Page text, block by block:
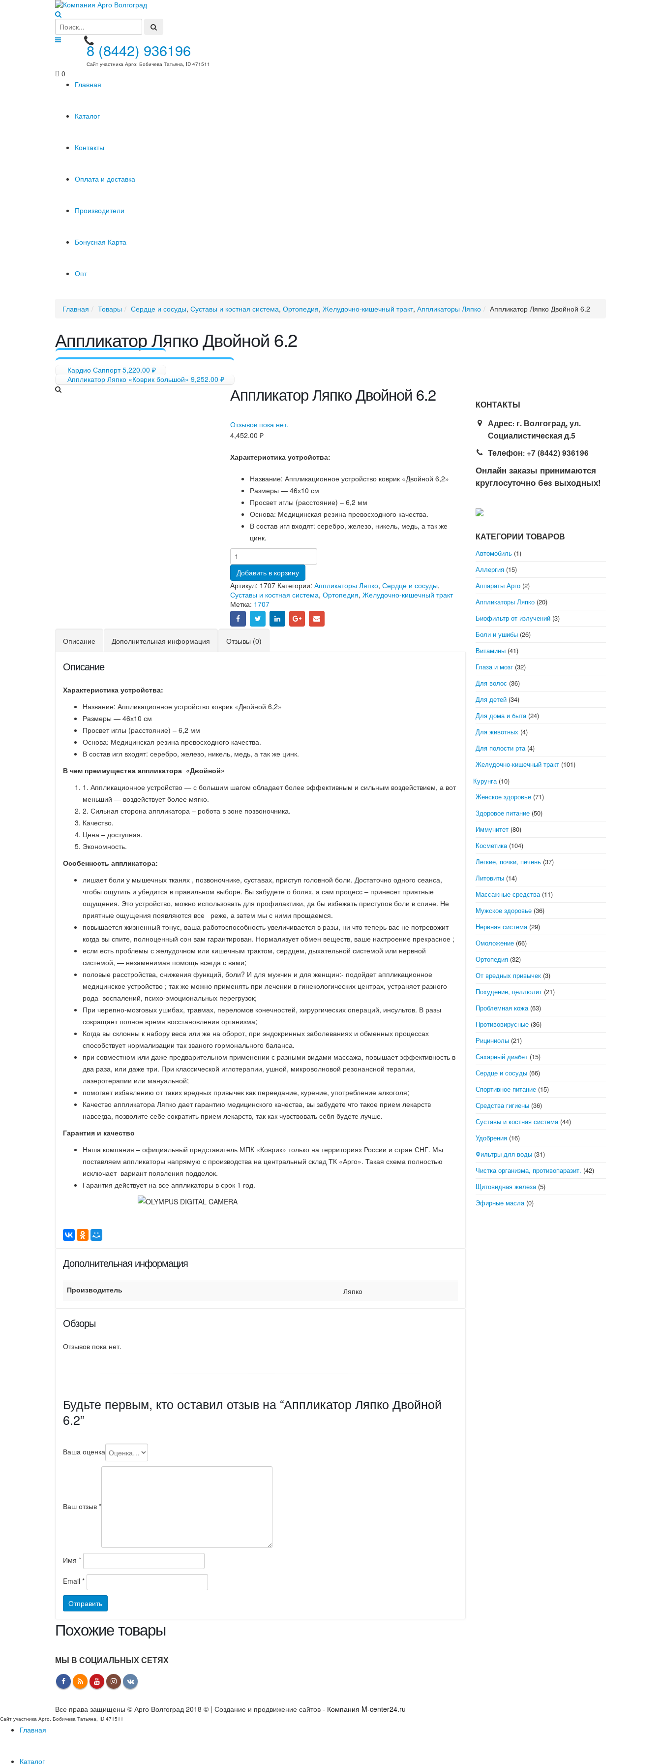
8 (8442) 936196
Сайт участника Арго: Бобичева Татьяна, ID 471511
0
Главная
Каталог
Контакты
Оплата и доставка
Производители
Бонусная Карта
Опт
Главная Товары Сердце и сосуды, Суставы и костная система, Ортопедия, Желудочно-кишечный тракт, Аппликаторы Ляпко Аппликатор Ляпко Двойной 6.2
Аппликатор Ляпко Двойной 6.2
Кардио Саппорт 5,220.00 ₽
Аппликатор Ляпко «Коврик большой» 9,252.00 ₽
Аппликатор Ляпко Двойной 6.2
Отзывов пока нет.
4,452.00₽
Характеристика устройства:
Название: Аппликационное устройство коврик «Двойной 6,2»
Размеры — 46х10 см
Просвет иглы (расстояние) – 6,2 мм
Основа: Медицинская резина превосходного качества.
В состав игл входят: серебро, железо, никель, медь, а так же
цинк.
Добавить в корзину
Артикул: 1707 Категории:Аппликаторы Ляпко,Сердце и сосуды,
Суставы и костная система,Ортопедия,Желудочно-кишечный тракт
Метка: 1707
Описание Дополнительная информация Отзывы (0)
Описание
Характеристика устройства:
Название: Аппликационное устройство коврик «Двойной 6,2»
Размеры — 46х10 см
Просвет иглы (расстояние) – 6,2 мм
Основа: Медицинская резина превосходного качества.
В состав игл входят: серебро, железо, никель, медь, а так же цинк.
В чем преимущества аппликатора «Двойной»
1. Аппликационное устройство — с большим шагом обладает более эффективным и сильным воздействием, а вот
меньший — воздействует более мягко.
2. Сильная сторона аппликатора – робота в зоне позвоночника.
Качество.
Цена – доступная.
Экономность.
Особенность аппликатора:
лишает боли у мышечных тканях , позвоночнике, суставах, приступ головной боли. Достаточно одного сеанса,
чтобы ощутить и убедится в правильном выборе. Вы забудете о болях, а сам процесс – принесет приятные
ощущения. Это устройство, можно использовать для профилактики, да бы избежать приступов боли в спине. Не
приятные ощущения появляются все реже, а затем мы с ними прощаемся.
повышается жизненный тонус, ваша работоспособность увеличивается в разы, ни что теперь вас не потревожит
когда вы спите, полноценный сон вам гарантирован. Нормализует обмен веществ, ваше настроение прекрасное ;
если есть проблемы с желудочном или кишечным трактом, сердцем, дыхательной системой или нервной
системой, — незаменимая помощь всегда с вами;
половые расстройства, снижения функций, боли? И для мужчин и для женщин:- подойдет аппликационное
медицинское устройство ; так же можно применять при лечении в гинекологических центрах, устраняет разного
рода воспалений, психо-эмоциональных перегрузок;
При черепно-мозговых ушибах, травмах, переломов конечностей, хирургических операций, инсультов. В разы
сокращает полное время восстановления организма;
Когда вы склонны к набору веса или же на оборот, при эндокринных заболеваниях и обменных процессах
способствует нормализации так званого гормонального баланса.
при совместном или даже предварительном применении с разными видами массажа, повышает эффективность в
два раза, или даже три. При классической иглотерапии, ушной, микроволновой резонансной терапии,
лазеротерапии или мануальной;
помогает избавлению от таких вредных привычек как переедание, курение, употребление алкоголя;
Качество аппликатора Ляпко дает гарантию медицинского качества, вы забудете что такое прием лекарств
навсегда, позволите себе сократить прием лекарств, так как чувствовать себя будете лучше.
Гарантия и качество
Наша компания – официальный представитель МПК «Коврик» только на территориях России и стран СНГ. Мы
поставляем аппликаторы напрямую с производства на центральный склад ТК «Арго». Такая схема полностью
исключает вариант появления подделок.
Гарантия действует на все аппликаторы в срок 1 год.
Дополнительная информация
Производитель Ляпко
Обзоры
Отзывов пока нет.
Будьте первым, кто оставил отзыв на “Аппликатор Ляпко Двойной
6.2”
Ваша оценка
Ваш отзыв *
Имя *
Email *
Похожие товары
КОНТАКТЫ
Адрес: г. Волгоград, ул.
Социалистическая д.5
Телефон: +7 (8442) 936196
Онлайн заказы принимаются
круглосуточно без выходных!
КАТЕГОРИИ ТОВАРОВ
Автомобиль (1)
Аллергия (15)
Аппараты Арго (2)
Аппликаторы Ляпко (20)
Биофильтр от излучений (3)
Боли и ушибы (26)
Витамины (41)
Глаза и мозг (32)
Для волос (36)
Для детей (34)
Для дома и быта (24)
Для животных (4)
Для полости рта (4)
Желудочно-кишечный тракт (101)
Курунга (10)
Женское здоровье (71)
Здоровое питание (50)
Иммунитет (80)
Косметика (104)
Легкие, почки, печень (37)
Литовиты (14)
Массажные средства (11)
Мужское здоровье (36)
Нервная система (29)
Омоложение (66)
Ортопедия (32)
От вредных привычек (3)
Похудение, целлюлит (21)
Проблемная кожа (63)
Противовирусные (36)
Рициниолы (21)
Сахарный диабет (15)
Сердце и сосуды (66)
Спортивное питание (15)
Средства гигиены (36)
Суставы и костная система (44)
Удобрения (16)
Фильтры для воды (31)
Чистка организма, противопаразит. (42)
Щитовидная железа (5)
Эфирные масла (0)
МЫ В СОЦИАЛЬНЫХ СЕТЯХ
Все права защищены © Арго Волгоград 2018 © | Создание и продвижение сайтов - Компания M-center24.ru
Сайт участника Арго: Бобичева Татьяна, ID 471511
Главная
Каталог